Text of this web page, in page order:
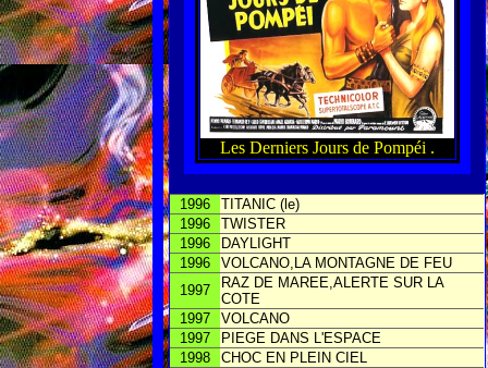
Les Derniers Jours de Pompéi .
1996
TITANIC (le)
1996
TWISTER
1996
DAYLIGHT
1996
VOLCANO,LA MONTAGNE DE FEU
1997
RAZ DE MAREE,ALERTE SUR LA
COTE
1997
VOLCANO
1997
PIEGE DANS L'ESPACE
1998
CHOC EN PLEIN CIEL